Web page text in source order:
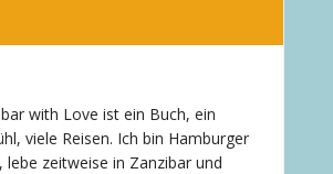
with Love ist ein Buch, ein
viele Reisen. Ich bin Hamburger
lebe zeitweise in Zanzibar und